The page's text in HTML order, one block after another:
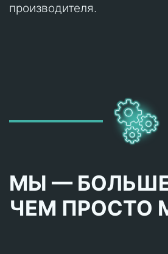
производителя.
МЫ —
ЧЕМ ПРОСТО